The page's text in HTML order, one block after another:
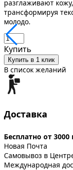
разглаживают
трансформируя
молодо.
Купить
Купить в 1 клик
В список желаний
Доставка
Бесплатно от 3000
Новая Почта
Самовывоз в
Международная